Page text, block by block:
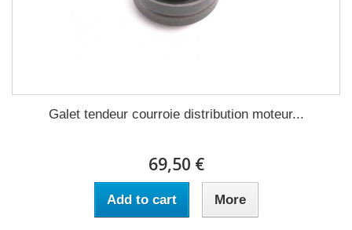
Galet tendeur courroie distribution moteur...
69,50 €
Add to cart More